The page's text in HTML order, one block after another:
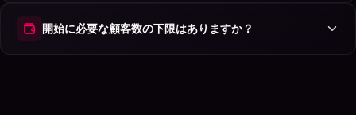
開始に必要な顧客数の下限はありますか？